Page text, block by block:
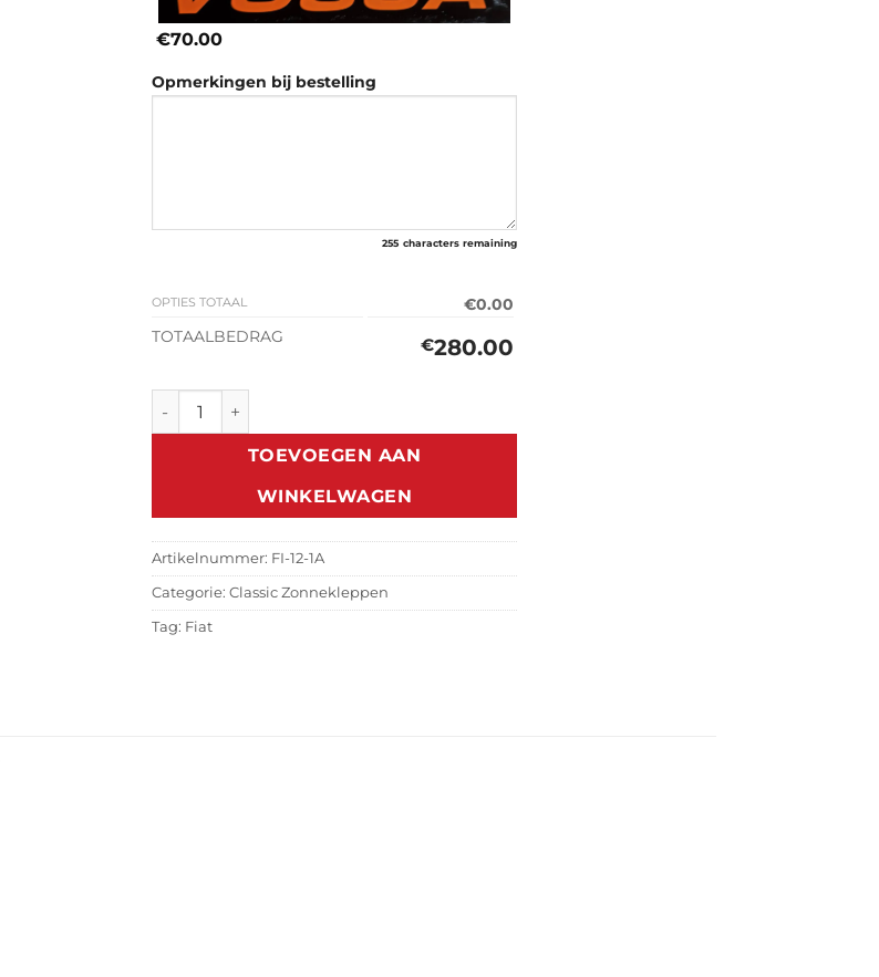
€70.00
Opmerkingen bij bestelling
255 characters remaining
OPTIES TOTAAL
€0.00
TOTAALBEDRAG
€280.00
Classic Zonneklep Fiat Panda 169 (2003-2012) aantal
TOEVOEGEN AAN
WINKELWAGEN
Artikelnummer: FI-12-1A
Categorie: Classic Zonnekleppen
Tag: Fiat